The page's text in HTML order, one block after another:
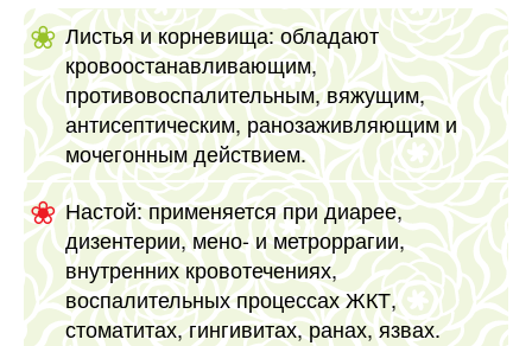
Листья и корневища: обладают
кровоостанавливающим,
противовоспалительным, вяжущим,
антисептическим, ранозаживляющим и
мочегонным действием.
Настой: применяется при диарее,
дизентерии, мено- и метроррагии,
внутренних кровотечениях,
воспалительных процессах ЖКТ,
стоматитах, гингивитах, ранах, язвах.